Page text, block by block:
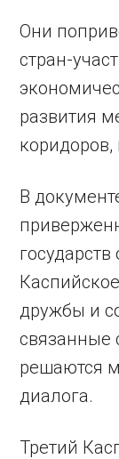
Они
стран-
развития
В
дружбы и
связанные
решаются
диалога.
Третий